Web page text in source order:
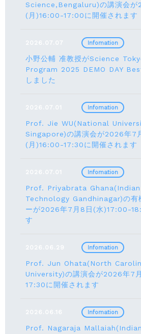
Science,Bengaluru)の講演会が
(月)16:00-17:00に開催されます
2026.07.07
小野公輔 准教授がScience
Program 2025 DEMO DAY
しました
Infomation
2026.07.01
Prof. Jie WU(National
Singapore)の講演会が2026年7
(月)16:00-17:30に開催されます
Infomation
2026.07.01
Prof. Priyabrata
Technology Gandhinagar)の有
ーが2026年7月8日(水)17:00-
す
Infomation
2026.06.29
Prof. Jun Ohata(North
University)の講演会が2026年7
17:30に開催されます
Infomation
2026.06.16
Prof. Nagaraja
Infomation